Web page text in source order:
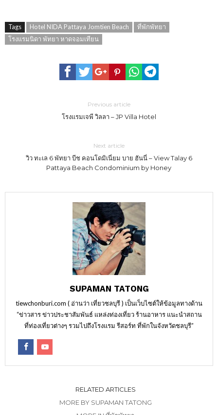
Tags Hotel NIDA Pattaya Jomtien Beach
ที่พักพัทยา
โรงแรมนิดา พัทยา หาดจอมเทียน
Previous article
โรงแรมเจพี วิลลา – JP Villa Hotel
Next article
วิว ทะเล 6 พัทยา บีช คอนโดมิเนี่ยม บาย ฮันนี่ – View Talay 6
Pattaya Beach Condominium by Honey
SUPAMAN TATONG
tiewchonburi.com ( อ่านว่า เที่ยวชลบุรี ) เป็นเว็บไซต์ให้ข้อมูลทางด้าน
“ข่าวสาร ข่าวประชาสัมพันธ์ แหล่งท่องเที่ยว ร้านอาหาร แนะนำสถาน
ที่ท่องเที่ยวต่างๆ รวมไปถึงโรงแรม รีสอร์ท ที่พักในจังหวัดชลบุรี”
RELATED ARTICLES
MORE BY SUPAMAN TATONG